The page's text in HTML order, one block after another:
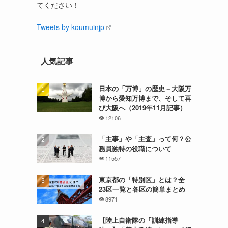
てください！
Tweets by koumuinjp
人気記事
日本の「万博」の歴史－大阪万
博から愛知万博まで、そして再
び大阪へ（2019年11月記事）
12106
「主事」や「主査」って何？公
務員独特の役職について
11557
東京都の「特別区」とは？全
23区一覧と各区の簡単まとめ
8971
【陸上自衛隊の「訓練指導